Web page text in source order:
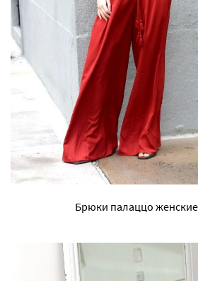
Брюки палаццо